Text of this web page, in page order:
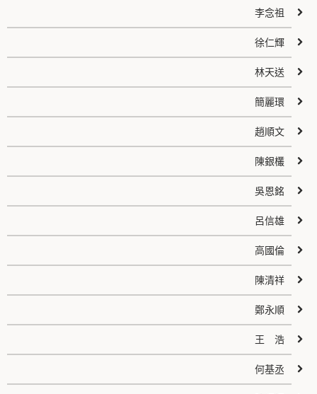
李念祖
徐仁輝
林天送
簡麗環
趙順文
陳銀欉
吳恩銘
呂信雄
高國倫
陳清祥
鄭永順
王 浩
何基丞